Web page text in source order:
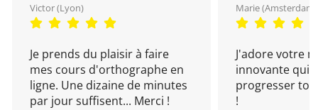
Victor (Lyon)
Je prends du plaisir à faire
mes cours d'orthographe en
ligne. Une dizaine de minutes
par jour suffisent... Merci !
Marie (Amsterdam)
J'adore votre
innovante qui
progresser
!